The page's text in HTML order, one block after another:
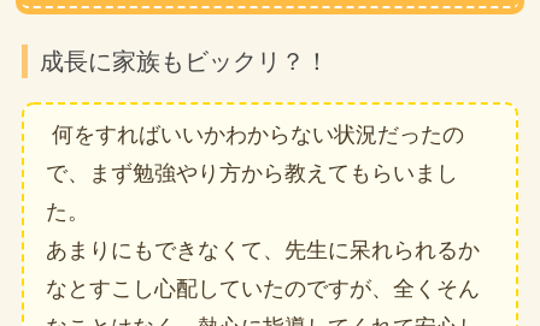
成長に家族もビックリ？！
何をすればいいかわからない状況だったの
で、まず勉強やり方から教えてもらいまし
た。
あまりにもできなくて、先生に呆れられるか
なとすこし心配していたのですが、全くそん